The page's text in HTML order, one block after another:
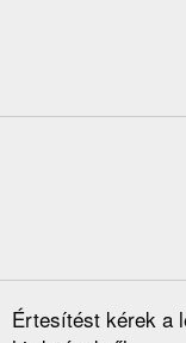
Értesítést kérek a